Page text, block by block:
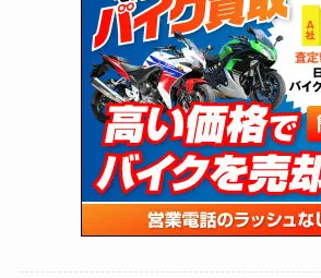
(34)
(5)
(12)
(65)
(109)
(25)
(24)
(47)
(15)
(5)
(62)
(4)
(6)
(17)
(5)
(131)
(38)
(131)
(167)
(85)
(21)
(61)
(171)
(98)
(13)
(60)
(274)
(171)
(38)
(47)
(59)
(141)
(255)
(204)
(23)
(33)
(34)
(35)
(41)
(415)
(16)
(170)
(147)
(13)
(19)
(12)
(16)